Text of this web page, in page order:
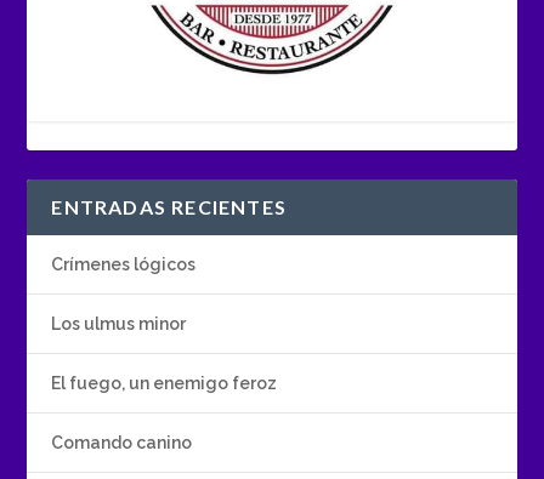
ENTRADAS RECIENTES
Crímenes lógicos
Los ulmus minor
El fuego, un enemigo feroz
Comando canino